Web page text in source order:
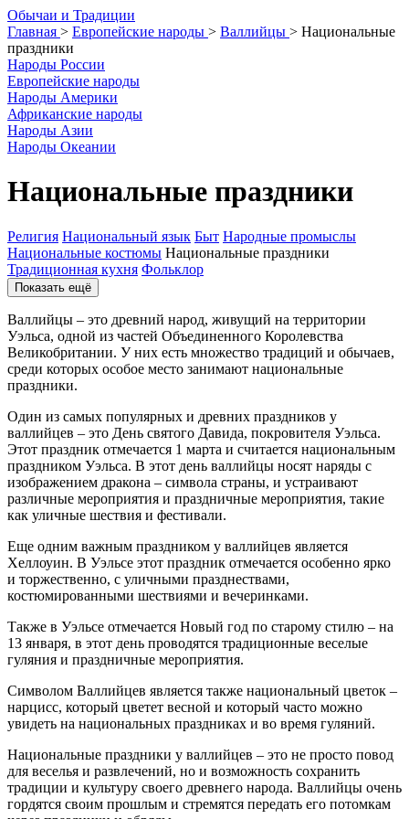
Обычаи и Традиции
Главная > Европейские народы > Валлийцы > Национальные
праздники
Народы России
Европейские народы
Народы Америки
Африканские народы
Народы Азии
Народы Океании
Национальные праздники
Религия Национальный язык Быт Народные промыслы
Национальные костюмы Национальные праздники
Традиционная кухня Фольклор
Показать ещё
Валлийцы – это древний народ, живущий на территории
Уэльса, одной из частей Объединенного Королевства
Великобритании. У них есть множество традиций и обычаев,
среди которых особое место занимают национальные
праздники.
Один из самых популярных и древних праздников у
валлийцев – это День святого Давида, покровителя Уэльса.
Этот праздник отмечается 1 марта и считается национальным
праздником Уэльса. В этот день валлийцы носят наряды с
изображением дракона – символа страны, и устраивают
различные мероприятия и праздничные мероприятия, такие
как уличные шествия и фестивали.
Еще одним важным праздником у валлийцев является
Хеллоуин. В Уэльсе этот праздник отмечается особенно ярко
и торжественно, с уличными празднествами,
костюмированными шествиями и вечеринками.
Также в Уэльсе отмечается Новый год по старому стилю – на
13 января, в этот день проводятся традиционные веселые
гуляния и праздничные мероприятия.
Символом Валлийцев является также национальный цветок –
нарцисс, который цветет весной и который часто можно
увидеть на национальных праздниках и во время гуляний.
Национальные праздники у валлийцев – это не просто повод
для веселья и развлечений, но и возможность сохранить
традиции и культуру своего древнего народа. Валлийцы очень
гордятся своим прошлым и стремятся передать его потомкам